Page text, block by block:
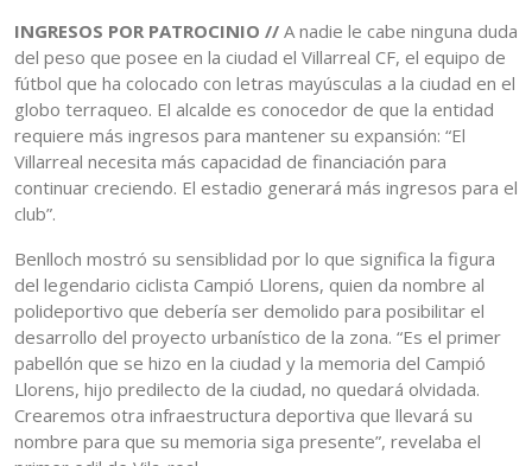
INGRESOS POR PATROCINIO // A nadie le cabe ninguna duda
del peso que posee en la ciudad el Villarreal CF, el equipo de
fútbol que ha colocado con letras mayúsculas a la ciudad en el
globo terraqueo. El alcalde es conocedor de que la entidad
requiere más ingresos para mantener su expansión: “El
Villarreal necesita más capacidad de financiación para
continuar creciendo. El estadio generará más ingresos para el
club”.
Benlloch mostró su sensiblidad por lo que significa la figura
del legendario ciclista Campió Llorens, quien da nombre al
polideportivo que debería ser demolido para posibilitar el
desarrollo del proyecto urbanístico de la zona. “Es el primer
pabellón que se hizo en la ciudad y la memoria del Campió
Llorens, hijo predilecto de la ciudad, no quedará olvidada.
Crearemos otra infraestructura deportiva que llevará su
nombre para que su memoria siga presente”, revelaba el